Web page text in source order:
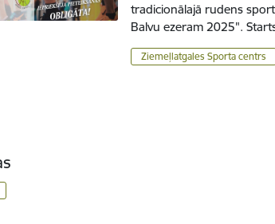
tradicionālajā rudens
Balvu ezeram 2025".
Ziemeļlatgales Sporta centrs